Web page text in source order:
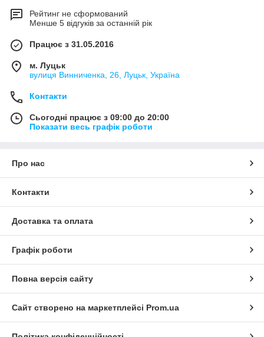
Рейтинг не сформований
Менше 5 відгуків за останній рік
Працює з 31.05.2016
м. Луцьк
вулиця Винниченка, 26, Луцьк, Україна
Контакти
Сьогодні працює з 09:00 до 20:00
Показати весь графік роботи
Про нас
Контакти
Доставка та оплата
Графік роботи
Повна версія сайту
Сайт створено на маркетплейсі Prom.ua